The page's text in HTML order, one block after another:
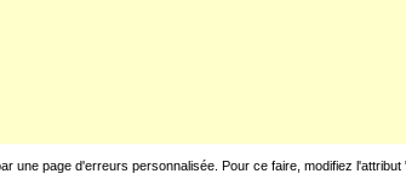
une page d'erreurs personnalisée. Pour ce faire, modifiez